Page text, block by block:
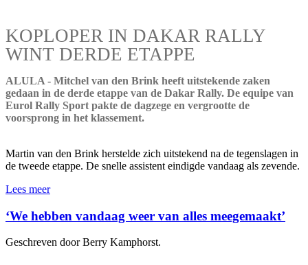
KOPLOPER IN DAKAR RALLY
WINT DERDE ETAPPE
ALULA - Mitchel van den Brink heeft uitstekende zaken
gedaan in de derde etappe van de Dakar Rally. De equipe van
Eurol Rally Sport pakte de dagzege en vergrootte de
voorsprong in het klassement.
Martin van den Brink herstelde zich uitstekend na de tegenslagen in
de tweede etappe. De snelle assistent eindigde vandaag als zevende.
Lees meer
‘We hebben vandaag weer van alles meegemaakt’
Geschreven door Berry Kamphorst.